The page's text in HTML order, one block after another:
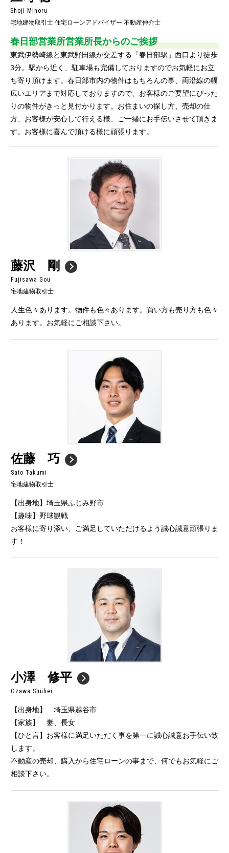
Shoji Minoru
宅地建物取引士 住宅ローンアドバイザー 不動産仲介士
春日部営業所営業所長からのご挨拶
東武伊勢崎線と東武野田線が交差する「春日部駅」西口より徒歩
3分。駅から近く、駐車場も完備しておりますのでお気軽にお立
ち寄り頂けます。春日部市内の物件はもちろんの事、両沿線の幅
広いエリアまで対応しておりますので、お客様のご要望にぴった
りの物件がきっと見付かります。お住まいの探し方、売却の仕
方、お客様が安心して行える様、ご一緒にお手伝いさせて頂きま
す。お客様に喜んで頂ける様に頑張ります。
藤沢 剛
Fujisawa Gou
宅地建物取引士
人生色々あります。物件も色々あります。買い方も売り方も色々
あります。お気軽にご相談下さい。
佐藤 巧
Sato Takumi
宅地建物取引士
【出身地】埼玉県ふじみ野市
【趣味】野球観戦
お客様に寄り添い、ご満足していただけるよう誠心誠意頑張りま
す！
小澤 修平
Ozawa Shuhei
【出身地】 埼玉県越谷市
【家族】 妻、長女
【ひと言】お客様に満足いただく事を第一に誠心誠意お手伝い致
します。
不動産の売却、購入から住宅ローンの事まで、何でもお気軽にご
相談下さい。